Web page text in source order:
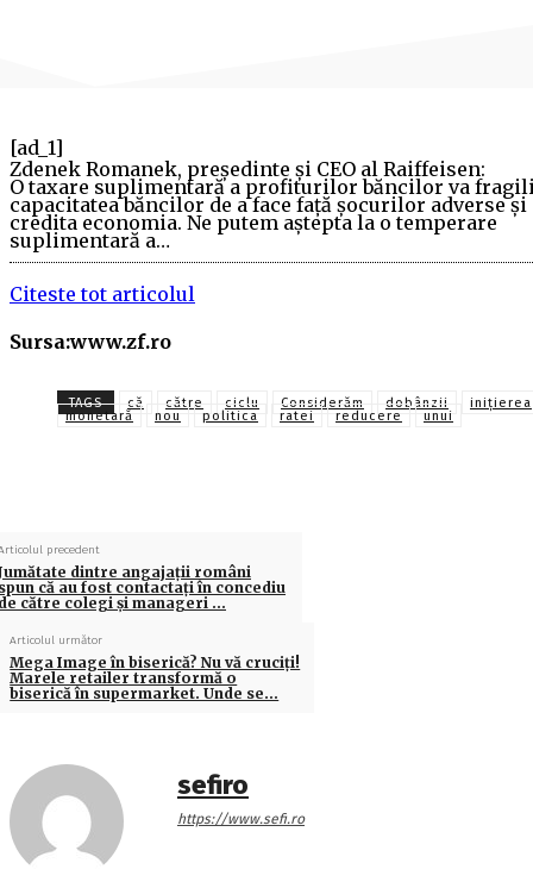
[ad_1]
Zdenek Romanek, preşedinte şi CEO al Raiffeisen:
O taxare suplimentară a profiturilor băncilor va
capacitatea băncilor de a face faţă şocurilor adverse şi
credita economia. Ne putem aştepta la o temperare
suplimentară a…
Citeste tot articolul
Sursa:www.zf.ro
TAGS că către ciclu Considerăm dobânzii
iniţierea
monetară
nou politica ratei reducere unui
precedent
dintre angajaţii români
că au fost contactaţi în concediu
către colegi şi manageri …
Articolul următor
Mega Image în biserică? Nu vă cruciți!
Marele retailer transformă o
biserică în supermarket. Unde se…
sefiro
https://www.sefi.ro